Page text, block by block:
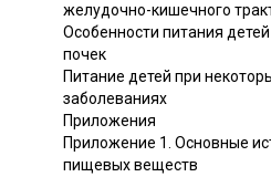
желудочно-кишечного
Особенности питания
почек
Питание детей при
заболеваниях
Приложения
Приложение 1. Основные
пищевых веществ